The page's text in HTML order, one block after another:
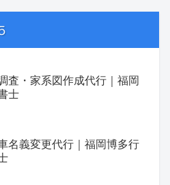
査・家系図作成代行｜福岡
士
名義変更代行｜福岡博多行